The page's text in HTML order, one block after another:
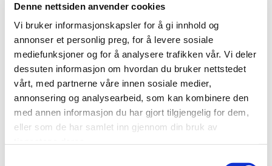
Denne nettsiden anvender cookies
Vi bruker informasjonskapsler for å gi innhold og
annonser et personlig preg, for å levere sosiale
mediefunksjoner og for å analysere trafikken vår. Vi deler
dessuten informasjon om hvordan du bruker nettstedet
vårt, med partnerne våre innen sosiale medier,
annonsering og analysearbeid, som kan kombinere den
med annen informasjon du har gjort tilgjengelig for dem,
eller som de har samlet inn gjennom din bruk av
www.lsi-bok.no
Norsk Organisasjonsservice AS
Kurs - Konferanser - Trykkeri -
Medlemssystemer/IT - for medlemmene
www.noorservice.no
Nasjonalt Kompetanseregister AS
Kompetansebevis for medlemmene.
www.bevisregisteret.no